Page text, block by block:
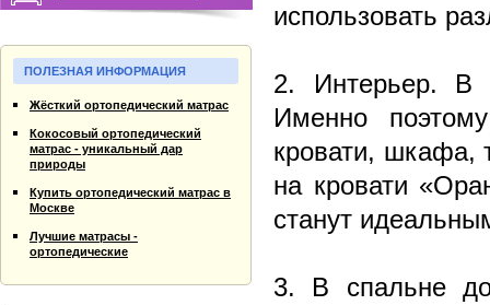
использовать
2. Интерьер. В
Именно
кровати, шкафа,
на кровати
станут
3. В спальне
ПОЛЕЗНАЯ ИНФОРМАЦИЯ
Жёсткий ортопедический матрас
Кокосовый ортопедический
матрас - уникальный дар
природы
Купить ортопедический матрас в
Москве
Лучшие матрасы -
ортопедические